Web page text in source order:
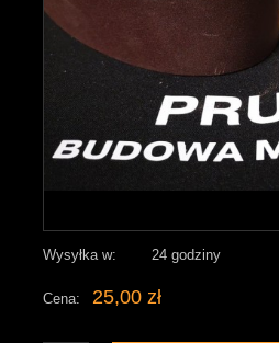
Wysyłka w: 24 godziny
Cena: 25,00 zł